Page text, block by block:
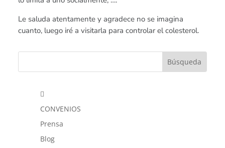
Le saluda atentamente y agradece no se imagina
cuanto, luego iré a visitarla para controlar el colesterol.

CONVENIOS
Prensa
Blog